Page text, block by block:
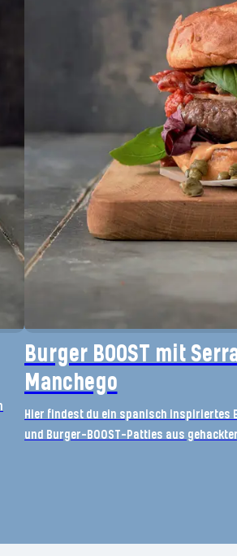
Burger BOOST mit
Manchego
Hier findest du ein spanisch inspiriertes
und Burger-BOOST-Patties aus